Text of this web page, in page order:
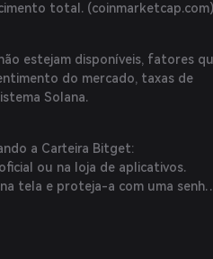
total. (coinmarketcap.com)
estejam disponíveis, fatores
do mercado, taxas de
Solana.
a Carteira Bitget:
ou na loja de aplicativos.
tela e proteja-a com uma senha
pagamento suportados.